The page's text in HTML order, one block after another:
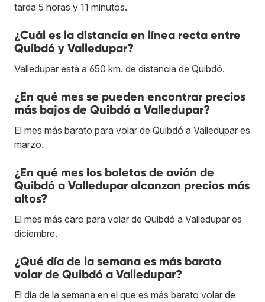
tarda 5 horas y 11 minutos.
¿Cuál es la distancia en línea recta entre
Quibdó y Valledupar?
Valledupar está a 650 km. de distancia de Quibdó.
¿En qué mes se pueden encontrar precios
más bajos de Quibdó a Valledupar?
El mes más barato para volar de Quibdó a Valledupar es
marzo.
¿En qué mes los boletos de avión de
Quibdó a Valledupar alcanzan precios más
altos?
El mes más caro para volar de Quibdó a Valledupar es
diciembre.
¿Qué día de la semana es más barato
volar de Quibdó a Valledupar?
El día de la semana en el que es más barato volar de